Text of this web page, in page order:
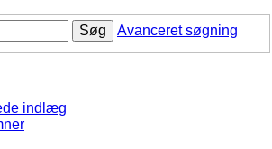
Søg Avanceret søgning
indlæg